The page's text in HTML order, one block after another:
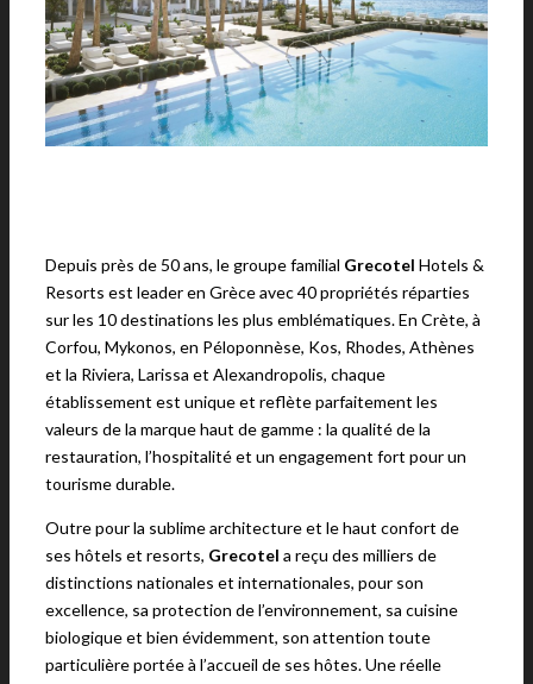
Depuis près de 50 ans, le groupe familial Grecotel Hotels &
Resorts est leader en Grèce avec 40 propriétés réparties
sur les 10 destinations les plus emblématiques. En Crète, à
Corfou, Mykonos, en Péloponnèse, Kos, Rhodes, Athènes
et la Riviera, Larissa et Alexandropolis, chaque
établissement est unique et reflète parfaitement les
valeurs de la marque haut de gamme : la qualité de la
restauration, l’hospitalité et un engagement fort pour un
tourisme durable.
Outre pour la sublime architecture et le haut confort de
ses hôtels et resorts, Grecotel a reçu des milliers de
distinctions nationales et internationales, pour son
excellence, sa protection de l’environnement, sa cuisine
biologique et bien évidemment, son attention toute
particulière portée à l’accueil de ses hôtes. Une réelle